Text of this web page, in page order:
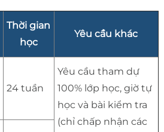
Thời gian
học
Yêu cầu khác
24 tuần
Yêu cầu tham dự
100% lớp học, giờ tự
học và bài kiểm tra
(chỉ chấp nhận các